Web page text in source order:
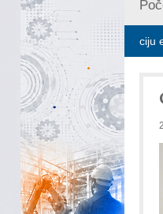
za stabilizaciju